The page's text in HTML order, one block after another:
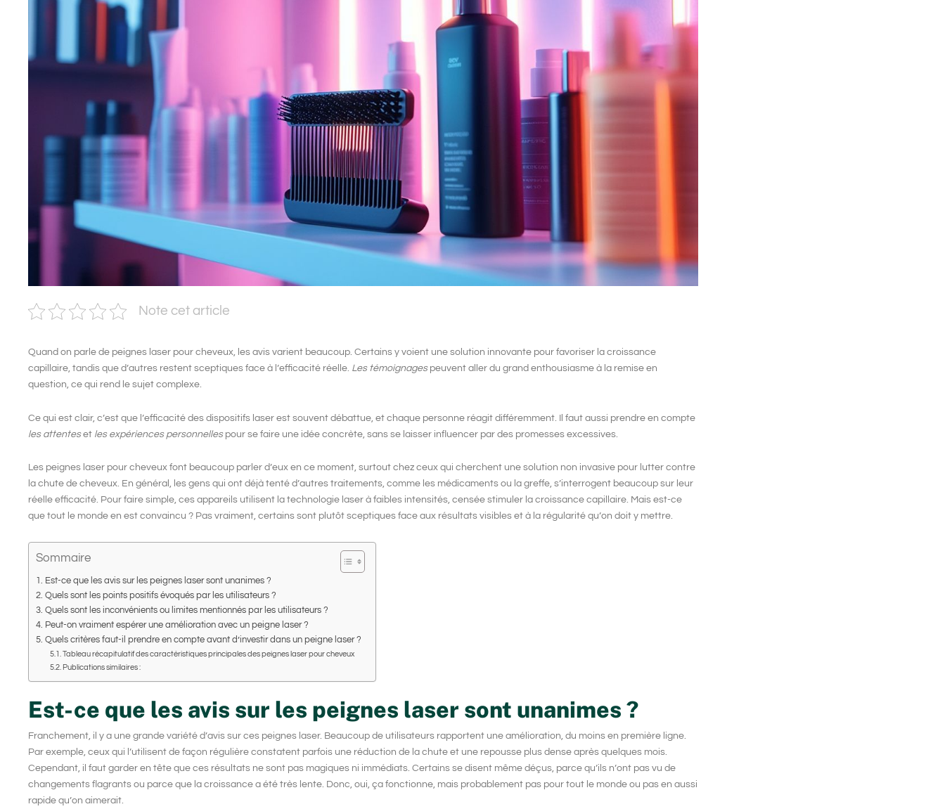
Note cet article
Quand on parle de peignes laser pour cheveux, les avis varient beaucoup. Certains y voient une solution innovante pour favoriser la croissance
capillaire, tandis que d’autres restent sceptiques face à l’efficacité réelle. Les témoignagespeuvent aller du grand enthousiasme à la remise en
question, ce qui rend le sujet complexe.
Ce qui est clair, c’est que l’efficacité des dispositifs laser est souvent débattue, et chaque personne réagit différemment. Il faut aussi prendre en compte
les attenteset les expériences personnellespour se faire une idée concrète, sans se laisser influencer par des promesses excessives.
Les peignes laser pour cheveux font beaucoup parler d’eux en ce moment, surtout chez ceux qui cherchent une solution non invasive pour lutter contre
la chute de cheveux. En général, les gens qui ont déjà tenté d’autres traitements, comme les médicaments ou la greffe, s’interrogent beaucoup sur leur
réelle efficacité. Pour faire simple, ces appareils utilisent la technologie laser à faibles intensités, censée stimuler la croissance capillaire. Mais est-ce
que tout le monde en est convaincu ? Pas vraiment, certains sont plutôt sceptiques face aux résultats visibles et à la régularité qu’on doit y mettre.
Sommaire
Est-ce que les avis sur les peignes laser sont unanimes ?
Quels sont les points positifs évoqués par les utilisateurs ?
Quels sont les inconvénients ou limites mentionnés par les utilisateurs ?
Peut-on vraiment espérer une amélioration avec un peigne laser ?
Quels critères faut-il prendre en compte avant d’investir dans un peigne laser ?
Tableau récapitulatif des caractéristiques principales des peignes laser pour cheveux
Publications similaires :
Est-ce que les avis sur les peignes laser sont unanimes ?
Franchement, il y a une grande variété d’avis sur ces peignes laser. Beaucoup de utilisateurs rapportent une amélioration, du moins en première ligne.
Par exemple, ceux qui l’utilisent de façon régulière constatent parfois une réduction de la chute et une repousse plus dense après quelques mois.
Cependant, il faut garder en tête que ces résultats ne sont pas magiques ni immédiats. Certains se disent même déçus, parce qu’ils n’ont pas vu de
changements flagrants ou parce que la croissance a été très lente. Donc, oui, ça fonctionne, mais probablement pas pour tout le monde ou pas en aussi
rapide qu’on aimerait.